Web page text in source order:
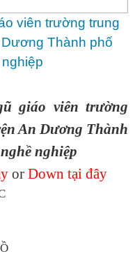
viên trường trung
Thành phố
giáo viên trường
An Dương Thành
nghiệp
or Down tại đây